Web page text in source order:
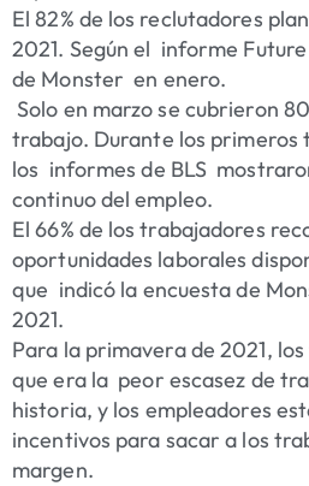
El 82% de los reclutadores
2021. Según el informe
de Monster en enero.
Solo en marzo se cubrieron
trabajo. Durante los primeros
los informes de BLS
continuo del empleo.
El 66% de los trabajadores
oportunidades laborales
que indicó la encuesta de
2021.
Para la primavera de 2021,
que era la peor escasez de
historia, y los empleadores
incentivos para sacar a los
margen.